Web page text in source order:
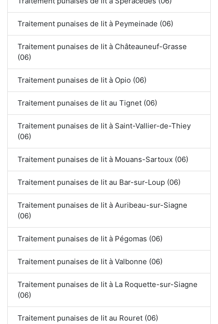
Traitement punaises de lit à Peymeinade (06)
Traitement punaises de lit à Châteauneuf-Grasse
(06)
Traitement punaises de lit à Opio (06)
Traitement punaises de lit au Tignet (06)
Traitement punaises de lit à Saint-Vallier-de-Thiey
(06)
Traitement punaises de lit à Mouans-Sartoux (06)
Traitement punaises de lit au Bar-sur-Loup (06)
Traitement punaises de lit à Auribeau-sur-Siagne
(06)
Traitement punaises de lit à Pégomas (06)
Traitement punaises de lit à Valbonne (06)
Traitement punaises de lit à La Roquette-sur-Siagne
(06)
Traitement punaises de lit au Rouret (06)